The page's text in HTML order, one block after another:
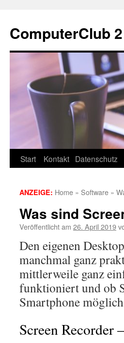
springen
ComputerClub
Start Kontakt Datenschutz
ANZEIGE: Home » Software »
Was sind
Veröffentlicht am 26. April 2019
Den eigenen
manchmal ganz
mittlerweile ganz
funktioniert und ob
Smartphone
Screen Recorder